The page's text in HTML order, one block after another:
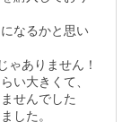
なるかと思い
ゃありません！
い大きくて、
せんでした
した。